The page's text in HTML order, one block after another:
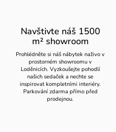
Navštivte náš 1500
m² showroom
Prohlédněte si náš nábytek naživo v
prostorném showroomu v
Loděnicích. Vyzkoušejte pohodlí
našich sedaček a nechte se
inspirovat kompletními interiéry.
Parkování zdarma přímo před
prodejnou.